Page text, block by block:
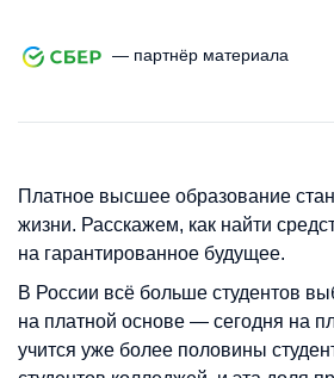
— партнёр материала
Платное высшее образование
жизни. Расскажем, как найти
на гарантированное будущее.
В России всё больше студентов
на платной основе — сегодня на
учится уже более половины